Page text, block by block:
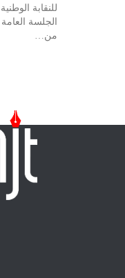
للنقابة
الجلسة العامة
من…